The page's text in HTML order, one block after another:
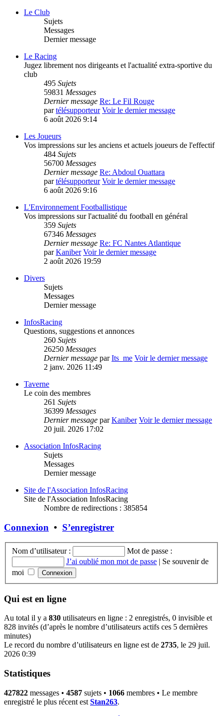
Le Club
Sujets
Messages
Dernier message
Le Racing
Jugez librement nos dirigeants et l'actualité extra-sportive du
club
495 Sujets
59831 Messages
Dernier message Re: Le Fil Rouge
partélésupporteur Voir le dernier message
6 août 2026 9:14
Les Joueurs
Vos impressions sur les anciens et actuels joueurs de l'effectif
484 Sujets
56700 Messages
Dernier message Re: Abdoul Ouattara
partélésupporteur Voir le dernier message
6 août 2026 9:16
L'Environnement Footballistique
Vos impressions sur l'actualité du football en général
359 Sujets
67346 Messages
Dernier message Re: FC Nantes Atlantique
parKaniber Voir le dernier message
2 août 2026 19:59
Divers
Sujets
Messages
Dernier message
InfosRacing
Questions, suggestions et annonces
260 Sujets
26250 Messages
Dernier message parIts_me Voir le dernier message
2 janv. 2026 11:49
Taverne
Le coin des membres
261 Sujets
36399 Messages
Dernier message parKaniber Voir le dernier message
20 juil. 2026 17:02
Association InfosRacing
Sujets
Messages
Dernier message
Site de l'Association InfosRacing
Site de l'Association InfosRacing
Nombre de redirections : 385854
Connexion • S’enregistrer
Nom d’utilisateur :
Mot de passe :
J’ai oublié mon mot de passe | Se souvenir de
moi
Qui est en ligne
Au total il y a 830 utilisateurs en ligne : 2 enregistrés, 0 invisible et
828 invités (d’après le nombre d’utilisateurs actifs ces 5 dernières
minutes)
Le record du nombre d’utilisateurs en ligne est de 2735, le 29 juil.
2026 0:39
Statistiques
427822 messages • 4587 sujets • 1066 membres • Le membre
enregistré le plus récent est Stan263.